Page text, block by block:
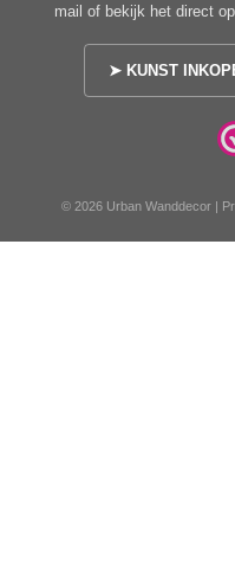
mail of bekijk het direct
➤ KUNST
© 2026 Urban Wanddecor |